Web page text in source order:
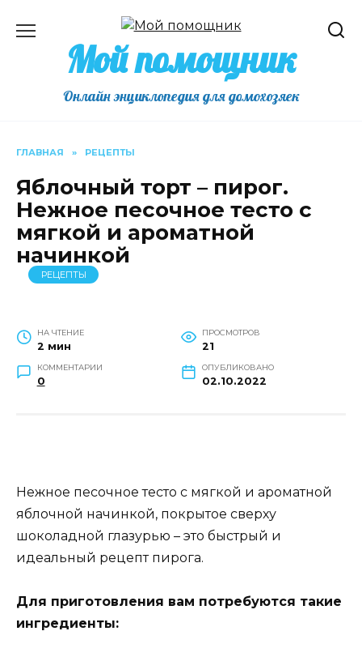
содержаниюМой помощник
Онлайн энциклопедия для домохозяек
ГЛАВНАЯ » РЕЦЕПТЫ
Яблочный торт – пирог.
Нежное песочное тесто с
мягкой и ароматной
начинкой
РЕЦЕПТЫ
НА ЧТЕНИЕ
2 мин
ПРОСМОТРОВ
21
КОММЕНТАРИИ
0
ОПУБЛИКОВАНО
02.10.2022
Нежное песочное тесто с мягкой и ароматной
яблочной начинкой, покрытое сверху
шоколадной глазурью – это быстрый и
идеальный рецепт пирога.
Для приготовления вам потребуются такие
ингредиенты: